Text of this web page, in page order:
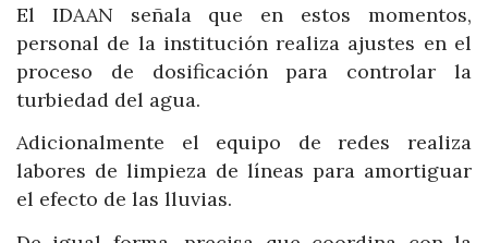
El IDAAN señala que en estos momentos,
personal de la institución realiza ajustes en el
proceso de dosificación para controlar la
turbiedad del agua.
Adicionalmente el equipo de redes realiza
labores de limpieza de líneas para amortiguar
el efecto de las lluvias.